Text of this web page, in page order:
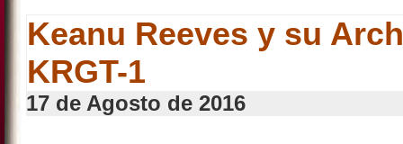
Keanu Reeves y su
KRGT-1
17 de Agosto de 2016